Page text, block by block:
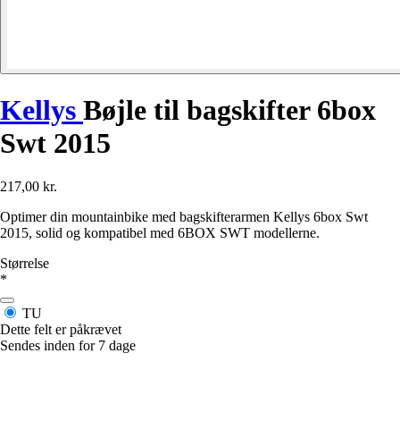
Kellys Bøjle til bagskifter 6box
Swt 2015
217,00 kr.
Optimer din mountainbike med bagskifterarmen Kellys 6box Swt
2015, solid og kompatibel med 6BOX SWT modellerne.
Størrelse
*
TU
Dette felt er påkrævet
Sendes inden for 7 dage